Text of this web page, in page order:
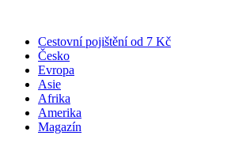
Cestovní pojištění od 7 Kč
Česko
Evropa
Asie
Afrika
Amerika
Magazín